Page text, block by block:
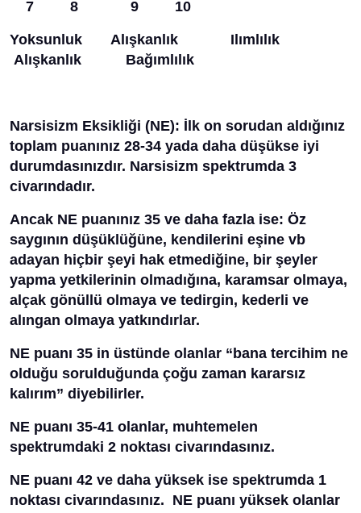
7 8 9 10
Yoksunluk Alışkanlık Ilımlılık
Alışkanlık Bağımlılık
Narsisizm Eksikliği (NE): İlk on sorudan aldığınız
toplam puanınız 28-34 yada daha düşükse iyi
durumdasınızdır. Narsisizm spektrumda 3
civarındadır.
Ancak NE puanınız 35 ve daha fazla ise: Öz
saygının düşüklüğüne, kendilerini eşine vb
adayan hiçbir şeyi hak etmediğine, bir şeyler
yapma yetkilerinin olmadığına, karamsar olmaya,
alçak gönüllü olmaya ve tedirgin, kederli ve
alıngan olmaya yatkındırlar.
NE puanı 35 in üstünde olanlar “bana tercihim ne
olduğu sorulduğunda çoğu zaman kararsız
kalırım” diyebilirler.
NE puanı 35-41 olanlar, muhtemelen
spektrumdaki 2 noktası civarındasınız.
NE puanı 42 ve daha yüksek ise spektrumda 1
noktası civarındasınız. NE puanı yüksek olanlar